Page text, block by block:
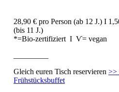
28,90 € pro Person (ab 12 J.) I
(bis 11 J.)
*=Bio-zertifiziert I Ѵ= vegan
Gleich euren Tisch reservieren >>
Frühstücksbuffet